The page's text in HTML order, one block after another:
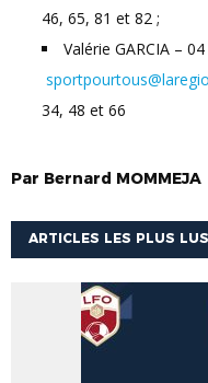
46, 65, 81 et 82 ;
Valérie GARCIA –
34, 48 et 66
Par Bernard MOMMEJA
ARTICLES LES PLUS